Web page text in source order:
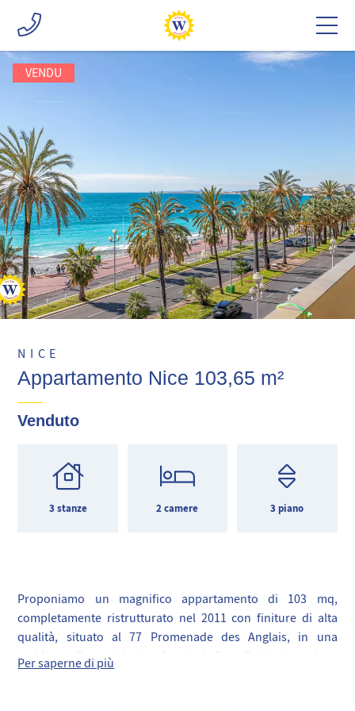
VENDU
NICE
Appartamento Nice 103,65 m²
Venduto
3 stanze 2 camere 3 piano
Proponiamo un magnifico appartamento di 103 mq,
completamente ristrutturato nel 2011 con finiture di alta
qualità, situato al 77 Promenade des Anglais, in una
residenza di prestigio attualmente in fase di ristrutturazione
della facciata esterna.
Per saperne di più